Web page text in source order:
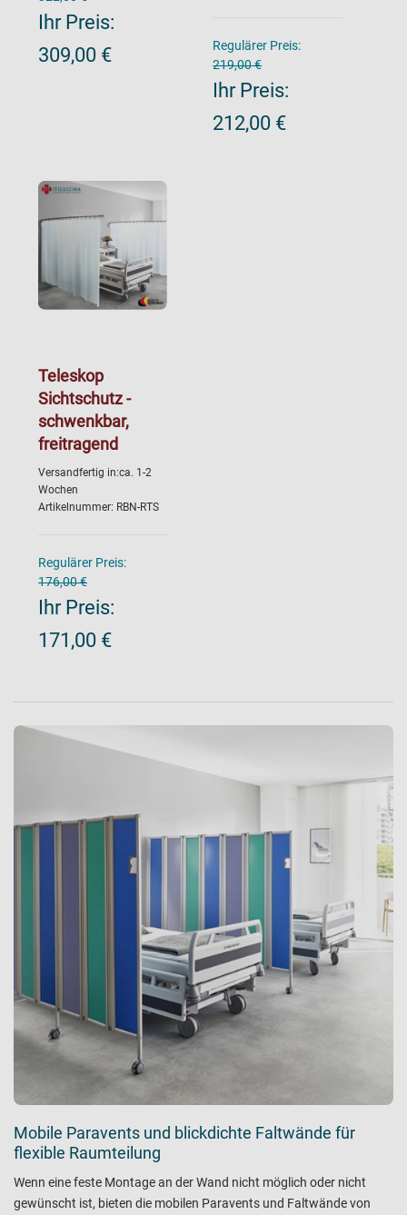
Ihr Preis:
309,00 €
Regulärer Preis:
219,00 €
Ihr Preis:
212,00 €
Teleskop
Sichtschutz -
schwenkbar,
freitragend
Versandfertig in:ca. 1-2
Wochen
Artikelnummer: RBN-RTS
Regulärer Preis:
176,00 €
Ihr Preis:
171,00 €
Mobile Paravents und blickdichte Faltwände für
flexible Raumteilung
Wenn eine feste Montage an der Wand nicht möglich oder nicht
gewünscht ist, bieten die mobilen Paravents und Faltwände von